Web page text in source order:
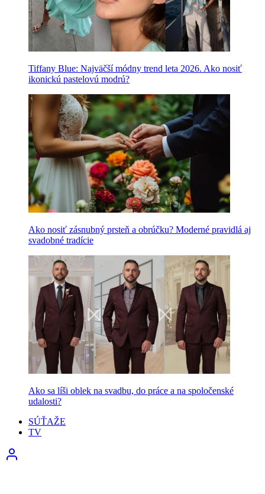
Tiffany Blue: Najväčší módny trend leta 2026. Ako nosiť
ikonickú pastelovú modrú?
Ako nosiť zásnubný prsteň a obrúčku? Moderné pravidlá aj
svadobné tradície
Ako sa líši oblek na svadbu, do práce a na spoločenské
udalosti?
SÚŤAŽE
TV